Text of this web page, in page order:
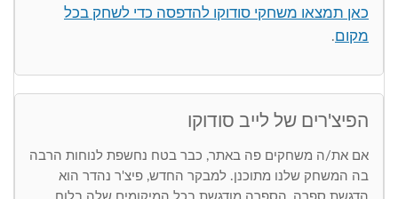
כאן תמצאו משחקי סודוקו להדפסה כדי לשחק בכל
מקום.
הפיצ'רים של לייב סודוקו
אם את/ה משחקים פה באתר, כבר בטח נחשפת לנוחות הרבה
בה המשחק שלנו מתוכנן. למבקר החדש, פיצ'ר נהדר הוא